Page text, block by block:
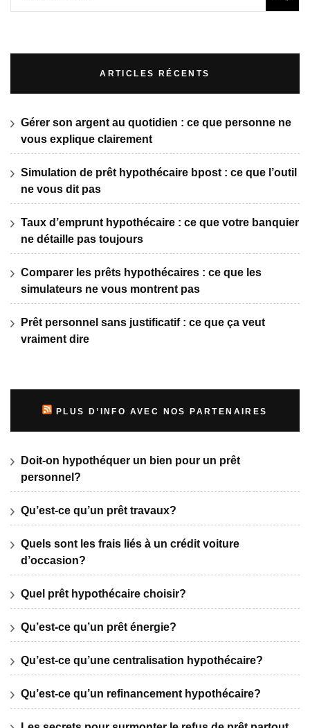
ARTICLES RÉCENTS
Gérer son argent au quotidien : ce que personne ne
vous explique clairement
Simulation de prêt hypothécaire bpost : ce que l’outil
ne vous dit pas
Taux d’emprunt hypothécaire : ce que votre banquier
ne détaille pas toujours
Comparer les prêts hypothécaires : ce que les
simulateurs ne vous montrent pas
Prêt personnel sans justificatif : ce que ça veut
vraiment dire
PLUS D’INFO AVEC NOS PARTENAIRES
Doit-on hypothéquer un bien pour un prêt
personnel?
Qu’est-ce qu’un prêt travaux?
Quels sont les frais liés à un crédit voiture
d’occasion?
Quel prêt hypothécaire choisir?
Qu’est-ce qu’un prêt énergie?
Qu’est-ce qu’une centralisation hypothécaire?
Qu’est-ce qu’un refinancement hypothécaire?